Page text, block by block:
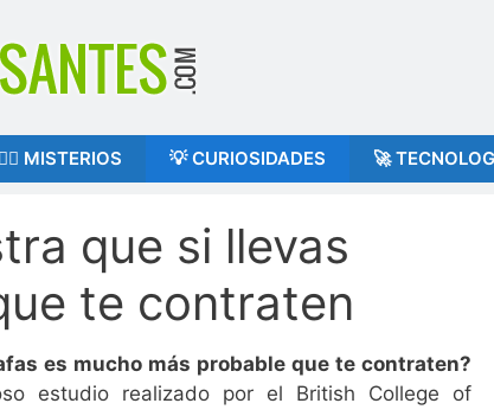
🕵️‍♂️ MISTERIOS 💡 CURIOSIDADES 🚀
que si llevas
te contraten
es mucho más probable que te contraten?
estudio realizado por el British College of